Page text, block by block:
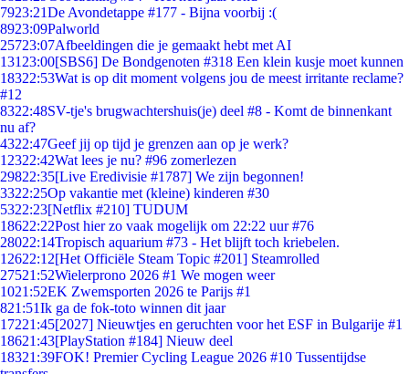
7923:21De Avondetappe #177 - Bijna voorbij :(
8923:09Palworld
25723:07Afbeeldingen die je gemaakt hebt met AI
131 23:00[SBS6] De Bondgenoten #318 Een klein kusje moet kunnen
18322:53Wat is op dit moment volgens jou de meest irritante reclame?
#12
8322:48SV-tje's brugwachtershuis(je) deel #8 - Komt de binnenkant
nu af?
4322:47Geef jij op tijd je grenzen aan op je werk?
12322:42Wat lees je nu? #96 zomerlezen
29822:35[Live Eredivisie #1787] We zijn begonnen!
3322:25Op vakantie met (kleine) kinderen #30
5322:23[Netflix #210] TUDUM
18622:22Post hier zo vaak mogelijk om 22:22 uur #76
28022:14Tropisch aquarium #73 - Het blijft toch kriebelen.
12622:12[Het Officiële Steam Topic #201] Steamrolled
27521:52Wielerprono 2026 #1 We mogen weer
1021:52EK Zwemsporten 2026 te Parijs #1
821:51Ik ga de fok-toto winnen dit jaar
17221:45[2027] Nieuwtjes en geruchten voor het ESF in Bulgarije #1
18621:43[PlayStation #184] Nieuw deel
18321:39FOK! Premier Cycling League 2026 #10 Tussentijdse